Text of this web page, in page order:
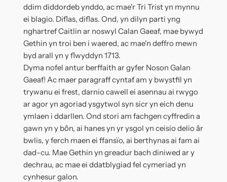
ddim diddordeb ynddo, ac mae'r Tri Trist yn mynnu
ei blagio. Diflas, diflas. Ond, yn dilyn parti yng
nghartref Caitlin ar noswyl Calan Gaeaf, mae bywyd
Gethin yn troi ben i waered, ac mae'n deffro mewn
byd arall yn y flwyddyn 1713.
Dyma nofel antur berffaith ar gyfer Noson Galan
Gaeaf! Ac maer paragraff cyntaf am y bwystfil yn
trywanu ei frest, darnio cawell ei asennau ai rwygo
ar agor yn agoriad ysgytwol syn sicr yn eich denu
ymlaen i ddarllen. Ond stori am fachgen cyffredin a
gawn yn y bôn, ai hanes yn yr ysgol yn ceisio delio âr
bwlis, y ferch maen ei ffansïo, ai berthynas ai fam ai
dad-cu. Mae Gethin yn greadur bach diniwed ar y
dechrau, ac mae ei ddatblygiad fel cymeriad yn
cynhesur galon.